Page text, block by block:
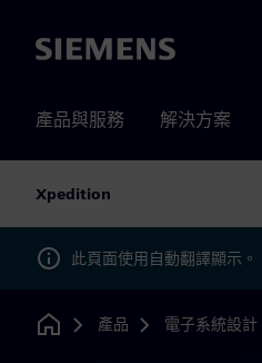
Siemens
產品與服務 解決方案
Xpedition
此頁面使用自動翻譯顯示。
Home
產品 電子系統設計